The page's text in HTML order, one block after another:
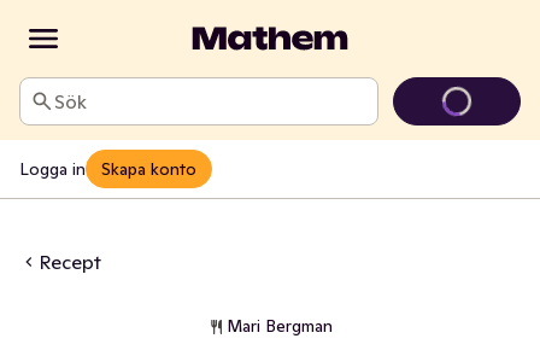
Sök
Logga in Skapa konto
Recept
Mari Bergman